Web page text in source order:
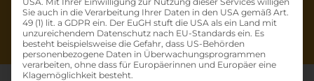
Sie auch in die Verarbeitung Ihrer Daten in den USA gemäß Art.
49 (1) lit. a GDPR ein. Der EuGH stuft die USA als ein Land mit
unzureichendem Datenschutz nach EU-Standards ein. Es
besteht beispielsweise die Gefahr, dass US-Behörden
personenbezogene Daten in Überwachungsprogrammen
verarbeiten, ohne dass für Europäerinnen und Europäer eine
Klagemöglichkeit besteht.